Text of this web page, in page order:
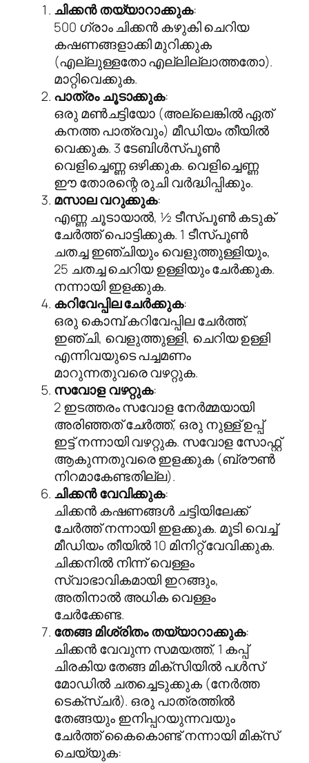
ചിക്കൻ തയ്യാറാക്കുക:
500 ഗ്രാം ചിക്കൻ കഴുകി ചെറിയ
കഷണങ്ങളാക്കി മുറിക്കുക
(എല്ലുള്ളതോ എല്ലില്ലാത്തതോ).
മാറ്റിവെക്കുക.
പാത്രം ചൂടാക്കുക:
ഒരു മൺചട്ടിയോ (അല്ലെങ്കിൽ ഏത്
കനത്ത പാത്രവും) മീഡിയം തീയിൽ
വെക്കുക. 3 ടേബിൾസ്പൂൺ
വെളിച്ചെണ്ണ ഒഴിക്കുക. വെളിച്ചെണ്ണ
ഈ തോരന്റെ രുചി വർദ്ധിപ്പിക്കും.
മസാല വറുക്കുക:
എണ്ണ ചൂടായാൽ, ½ ടീസ്പൂൺ കടുക്
ചേർത്ത് പൊട്ടിക്കുക. 1 ടീസ്പൂൺ
ചതച്ച ഇഞ്ചിയും വെളുത്തുള്ളിയും,
25 ചതച്ച ചെറിയ ഉള്ളിയും ചേർക്കുക.
നന്നായി ഇളക്കുക.
കറിവേപ്പില ചേർക്കുക:
ഒരു കൊമ്പ് കറിവേപ്പില ചേർത്ത്,
ഇഞ്ചി, വെളുത്തുള്ളി, ചെറിയ ഉള്ളി
എന്നിവയുടെ പച്ചമണം
മാറുന്നതുവരെ വഴറ്റുക.
സവോള വഴറ്റുക:
2 ഇടത്തരം സവോള നേർമ്മയായി
അരിഞ്ഞത് ചേർത്ത്, ഒരു നുള്ള് ഉപ്പ്
ഇട്ട് നന്നായി വഴറ്റുക. സവോള സോഫ്റ്റ്
ആകുന്നതുവരെ ഇളക്കുക (ബ്രൗൺ
നിറമാകേണ്ടതില്ല).
ചിക്കൻ വേവിക്കുക:
ചിക്കൻ കഷണങ്ങൾ ചട്ടിയിലേക്ക്
ചേർത്ത് നന്നായി ഇളക്കുക. മൂടി വെച്ച്
മീഡിയം തീയിൽ 10 മിനിറ്റ് വേവിക്കുക.
ചിക്കനിൽ നിന്ന് വെള്ളം
സ്വാഭാവികമായി ഇറങ്ങും,
അതിനാൽ അധിക വെള്ളം
ചേർക്കേണ്ട.
തേങ്ങ മിശ്രിതം തയ്യാറാക്കുക:
ചിക്കൻ വേവുന്ന സമയത്ത്, 1 കപ്പ്
ചിരകിയ തേങ്ങ മിക്സിയിൽ പൾസ്
മോഡിൽ ചതച്ചെടുക്കുക (നേർത്ത
ടെക്സ്ചർ). ഒരു പാത്രത്തിൽ
തേങ്ങയും ഇനിപ്പറയുന്നവയും
ചേർത്ത് കൈകൊണ്ട് നന്നായി മിക്സ്
ചെയ്യുക: